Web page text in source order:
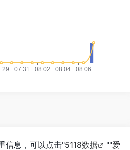
信息，可以点击"5118数据 ""爱